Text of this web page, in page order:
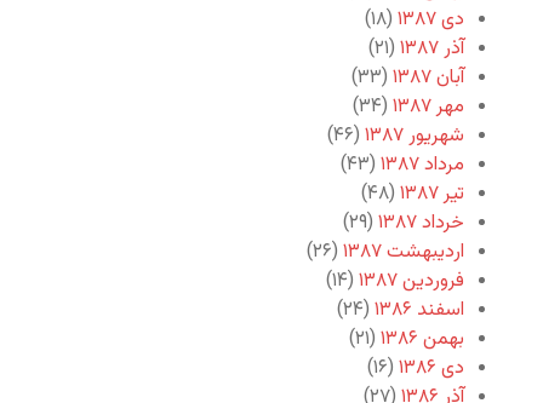
دی ۱۳۸۷
(۱۸)
آذر ۱۳۸۷
(۲۱)
آبان ۱۳۸۷
(۳۳)
مهر ۱۳۸۷
(۳۴)
شهریور ۱۳۸۷
(۴۶)
مرداد ۱۳۸۷
(۴۳)
تیر ۱۳۸۷
(۴۸)
خرداد ۱۳۸۷
(۲۹)
اردیبهشت ۱۳۸۷
(۲۶)
فروردین ۱۳۸۷
(۱۴)
اسفند ۱۳۸۶
(۲۴)
بهمن ۱۳۸۶
(۲۱)
دی ۱۳۸۶
(۱۶)